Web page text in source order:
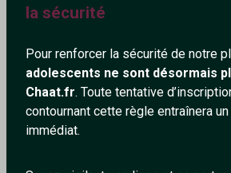
la sécurité
Pour renforcer la sécurité de notre
adolescents ne sont désormais
Chaat.fr. Toute tentative
contournant cette règle entraînera
immédiat.
Ajouter un commentaire (0)